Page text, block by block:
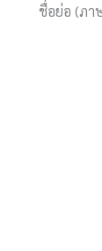
ชื่อย่อ (ภาษ